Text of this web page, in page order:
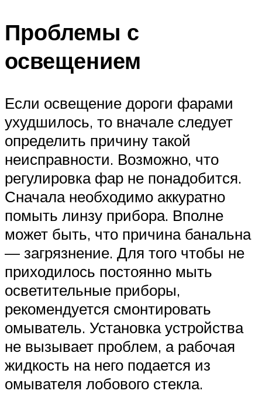
Проблемы с
освещением
Если освещение дороги фарами
ухудшилось, то вначале следует
определить причину такой
неисправности. Возможно, что
регулировка фар не понадобится.
Сначала необходимо аккуратно
помыть линзу прибора. Вполне
может быть, что причина банальна
— загрязнение. Для того чтобы не
приходилось постоянно мыть
осветительные приборы,
рекомендуется смонтировать
омыватель. Установка устройства
не вызывает проблем, а рабочая
жидкость на него подается из
омывателя лобового стекла.